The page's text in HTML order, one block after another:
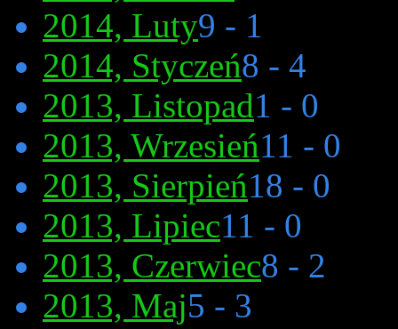
2014, Luty9 - 1
2014, Styczeń8 - 4
2013, Listopad1 - 0
2013, Wrzesień11 - 0
2013, Sierpień18 - 0
2013, Lipiec11 - 0
2013, Czerwiec8 - 2
2013, Maj5 - 3